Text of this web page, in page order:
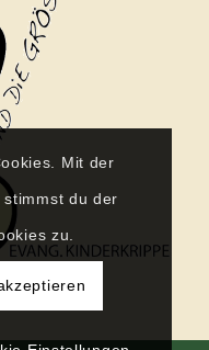
Mit der
du der
zu.